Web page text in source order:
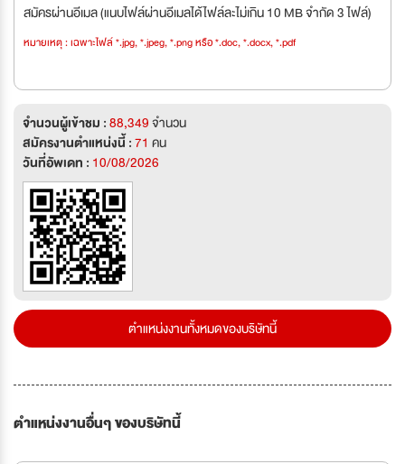
สมัครผ่านอีเมล (แนบไฟล์ผ่านอีเมลได้ไฟล์ละไม่เกิน 10 MB จำกัด 3 ไฟล์)
หมายเหตุ : เฉพาะไฟล์ *.jpg, *.jpeg, *.png หรือ *.doc, *.docx, *.pdf
จำนวนผู้เข้าชม :88,349จำนวน
สมัครงานตำแหน่งนี้ :71 คน
วันที่อัพเดท : 10/08/2026
ตำแหน่งงานทั้งหมดของบริษัทนี้
ตำแหน่งงานอื่นๆ ของบริษัทนี้